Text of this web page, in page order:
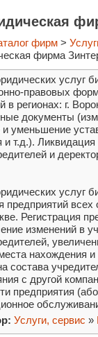
фирм >
фирма
услуг
правовых
в регионах: г.
документы
и уменьшение
и т.д.).
и
услуг
предприятий
Регистрация
изменений в
нахождения
состава
с другой
предприятия
Услуги, сервис »